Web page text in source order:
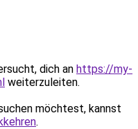
dich an https://my-
weiterzuleiten.
möchtest, kannst
.